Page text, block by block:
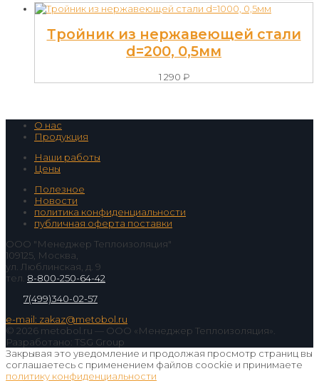
Тройник из нержавеющей стали
d=200, 0,5мм
1 290 ₽
О нас
Продукция
Наши работы
Цены
Полезное
Новости
политика конфиденциальности
публичная оферта поставки
ООО "Менеджер Теплоизоляция"
109125, Москва,
ул. Люблинская, д. 9
тел. 8-800-250-64-42
7(499)340-02-57
e-mail: zakaz@metobol.ru
© 2026 metobol.ru — ООО «Менеджер Теплоизоляция».
Разработано: TSG Group
Закрывая это уведомление и продолжая просмотр страниц вы
соглашаетесь с применением файлов coockie и принимаете
политику конфиденциальности